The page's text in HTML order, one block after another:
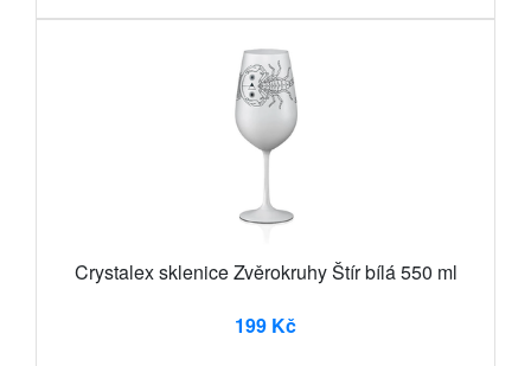
Crystalex sklenice Zvěrokruhy Štír bílá 550 ml
199 Kč